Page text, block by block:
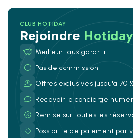
CLUB HOTIDAY
Rejoindre Hotiday
Meilleur taux garanti
Pas de commission
Offres exclusives jusqu'à 70
Recevoir le concierge
Remise sur toutes les
Possibilité de paiement par